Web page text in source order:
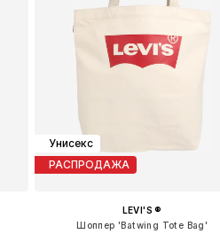
Унисекс
РАСПРОДАЖА
LEVI'S ®
Шоппер 'Batwing Tote Bag'